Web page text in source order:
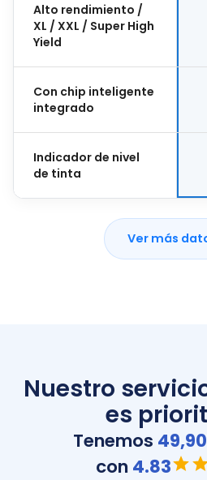
Alto rendimiento /
XL / XXL / Super High
Yield
Con chip inteligente
integrado
Indicador de nivel
de tinta
Ver más
Nuestro
es
Tenemos
con 4.83